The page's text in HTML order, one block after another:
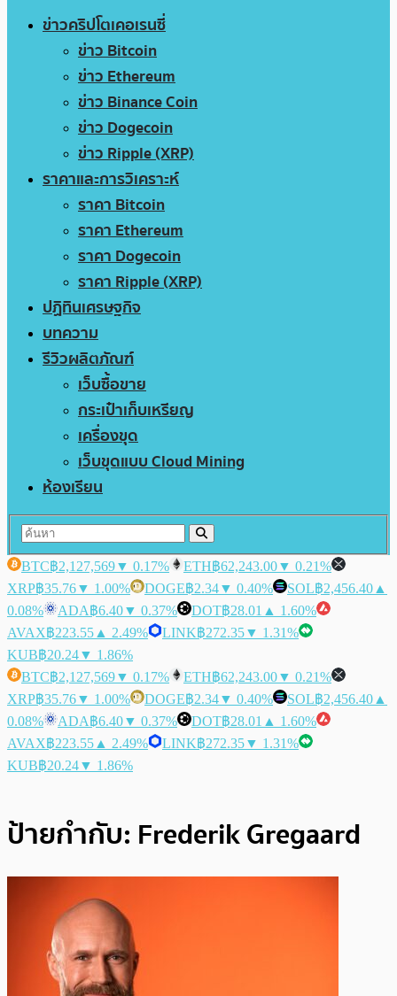
ข่าวคริปโตเคอเรนซี่
ข่าว Bitcoin
ข่าว Ethereum
ข่าว Binance Coin
ข่าว Dogecoin
ข่าว Ripple (XRP)
ราคาและการวิเคราะห์
ราคา Bitcoin
ราคา Ethereum
ราคา Dogecoin
ราคา Ripple (XRP)
ปฏิทินเศรษฐกิจ
บทความ
รีวิวผลิตภัณฑ์
เว็บซื้อขาย
กระเป๋าเก็บเหรียญ
เครื่องขุด
เว็บขุดแบบ Cloud Mining
ห้องเรียน
BTC฿2,127,569▼ 0.17% ETH฿62,243.00▼ 0.21%
XRP฿35.76▼ 1.00% DOGE฿2.34▼ 0.40% SOL฿2,456.40 ▲
0.08%
ADA฿6.40▼ 0.37% DOT฿28.01 ▲ 1.60%
AVAX฿223.55 ▲ 2.49% LINK฿272.35▼ 1.31%
KUB฿20.24▼ 1.86%
BTC฿2,127,569▼ 0.17% ETH฿62,243.00▼ 0.21%
XRP฿35.76▼ 1.00% DOGE฿2.34▼ 0.40% SOL฿2,456.40 ▲
0.08%
ADA฿6.40▼ 0.37% DOT฿28.01 ▲ 1.60%
AVAX฿223.55 ▲ 2.49% LINK฿272.35▼ 1.31%
KUB฿20.24▼ 1.86%
ป้ายกำกับ: Frederik Gregaard